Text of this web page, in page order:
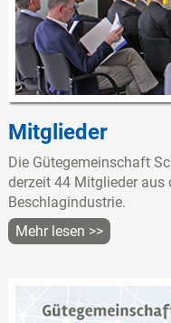
Mitglieder
Die Gütegemeinschaft
derzeit 44 Mitglieder aus
Beschlagindustrie.
Mehr lesen >>